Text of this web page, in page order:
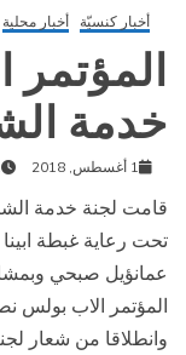
أخبار كنسيّة أخبار محلية
المؤتمر
خدمة
1 أغسطس, 2018
قامت لجنة خدمة
تحت رعاية غبطة ابينا
عمانؤيل صبحي
المؤتمر الاب بولس
وانطلاقا من شعار